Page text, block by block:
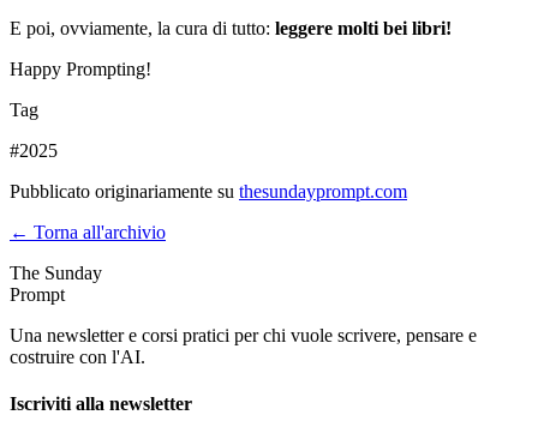
E poi, ovviamente, la cura di tutto: leggere molti bei libri!
Happy Prompting!
Tag
#2025
Pubblicato originariamente su thesundayprompt.com
← Torna all'archivio
The Sunday
Prompt
Una newsletter e corsi pratici per chi vuole scrivere, pensare e
costruire con l'AI.
Iscriviti alla newsletter